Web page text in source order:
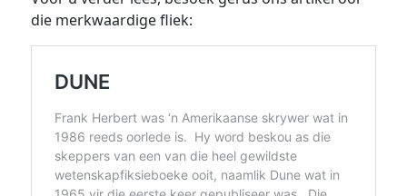
die merkwaardige fliek: